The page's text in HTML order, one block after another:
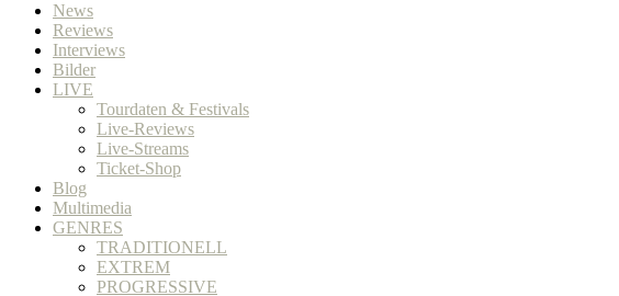
News
Reviews
Interviews
Bilder
LIVE
Tourdaten & Festivals
Live-Reviews
Live-Streams
Ticket-Shop
Blog
Multimedia
GENRES
TRADITIONELL
EXTREM
PROGRESSIVE